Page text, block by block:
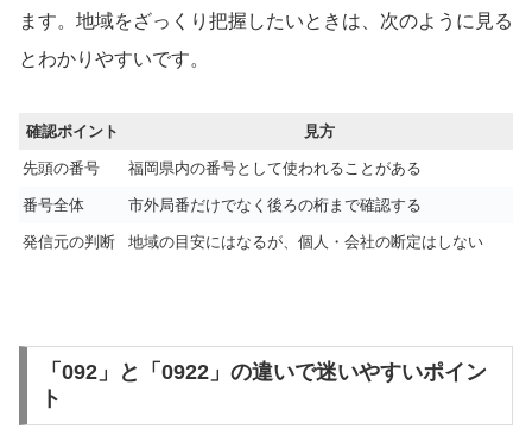
ます。地域をざっくり把握したいときは、次のように見る
とわかりやすいです。
確認ポイント 見方
先頭の番号 福岡県内の番号として使われることがある
番号全体 市外局番だけでなく後ろの桁まで確認する
発信元の判断 地域の目安にはなるが、個人・会社の断定はしない
「092」と「0922」の違いで迷いやすいポイン
ト